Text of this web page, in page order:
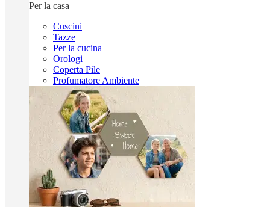
Per la casa
Cuscini
Tazze
Per la cucina
Orologi
Coperta Pile
Profumatore Ambiente